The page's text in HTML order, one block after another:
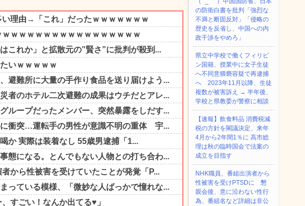
の防衛白書を批判「強烈な
不満と断固反対」「侵略の
歴史を反省し、中国への内
政干渉をやめろ」
県立中学校で働くフィリピ
ン国籍、授業中に女子生徒
へ不同意猥褻容疑で再逮捕
へ 2023年11月以降、生徒
複数が被害訴え → 半年後、
学校と県教委が警察に相談
【速報】飲食料品 消費税減
税の方針を閣議決定、来年
4月から2年間1％に 高市総
理は秋の臨時国会で法案の
成立を目指す
NHK職員、番組出演者から
性被害を受けPTSDに 懇
親会後、意に沿わない性行
為、番組名など詳細は非公